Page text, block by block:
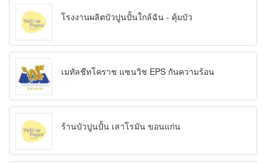
โรงงานผลิตบัวปูนปั้นใกล้ฉัน - คุ้มบัว
เมทัลชีทโคราช แซนวิช EPS กันความร้อน
ร้านบัวปูนปั้น เสาโรมัน ขอนแก่น